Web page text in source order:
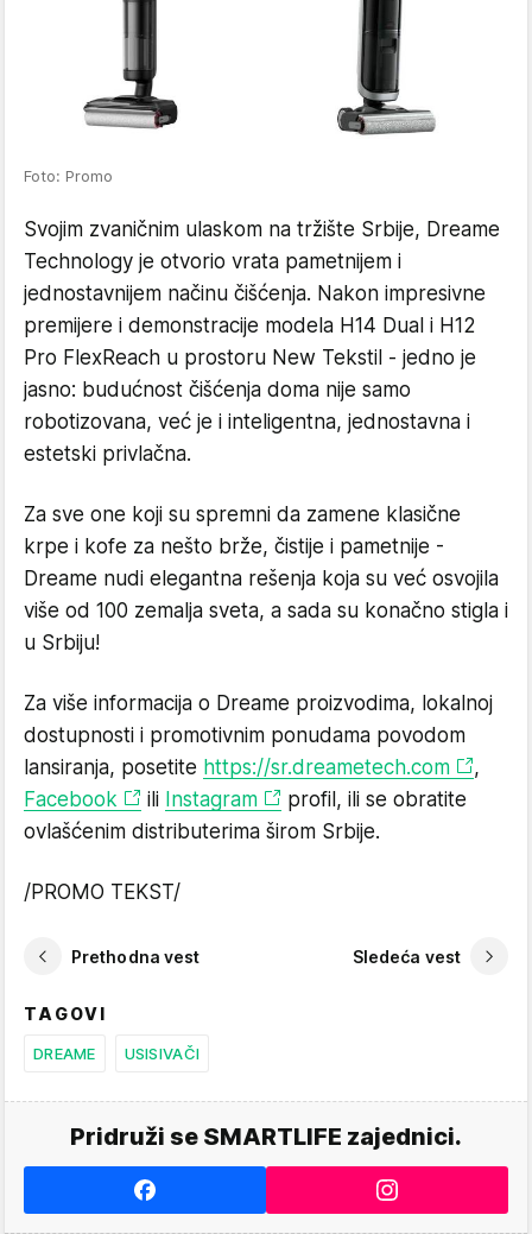
Foto: Promo
Svojim zvaničnim ulaskom na tržište Srbije, Dreame
Technology je otvorio vrata pametnijem i
jednostavnijem načinu čišćenja. Nakon impresivne
premijere i demonstracije modela H14 Dual i H12
Pro FlexReach u prostoru New Tekstil - jedno je
jasno: budućnost čišćenja doma nije samo
robotizovana, već je i inteligentna, jednostavna i
estetski privlačna.
Za sve one koji su spremni da zamene klasične
krpe i kofe za nešto brže, čistije i pametnije -
Dreame nudi elegantna rešenja koja su već osvojila
više od 100 zemalja sveta, a sada su konačno stigla i
u Srbiju!
Za više informacija o Dreame proizvodima, lokalnoj
dostupnosti i promotivnim ponudama povodom
lansiranja, posetite https://sr.dreametech.com
,
Facebook
ili Instagram
profil, ili se obratite
ovlašćenim distributerima širom Srbije.
/PROMO TEKST/
Prethodna vest Sledeća vest
TAGOVI
DREAME USISIVAČI
Pridruži se SMARTLIFE zajednici.